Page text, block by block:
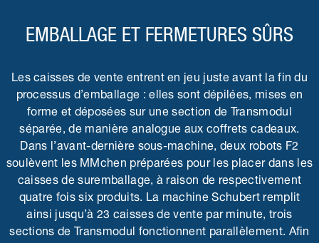
EMBALLAGE ET FERMETURES SÛRS
Les caisses de vente entrent en jeu juste avant la fin du
processus d’emballage : elles sont dépilées, mises en
forme et déposées sur une section de Transmodul
séparée, de manière analogue aux coffrets cadeaux.
Dans l’avant-dernière sous-machine, deux robots F2
soulèvent les MMchen préparées pour les placer dans les
caisses de suremballage, à raison de respectivement
quatre fois six produits. La machine Schubert remplit
ainsi jusqu’à 23 caisses de vente par minute, trois
sections de Transmodul fonctionnent parallèlement. Afin